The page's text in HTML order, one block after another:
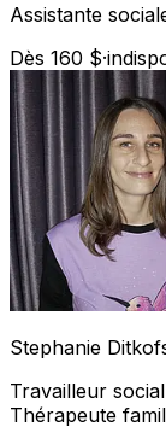
Assistante
Dès 160 $·
Stephanie
Travailleur
Thérapeute